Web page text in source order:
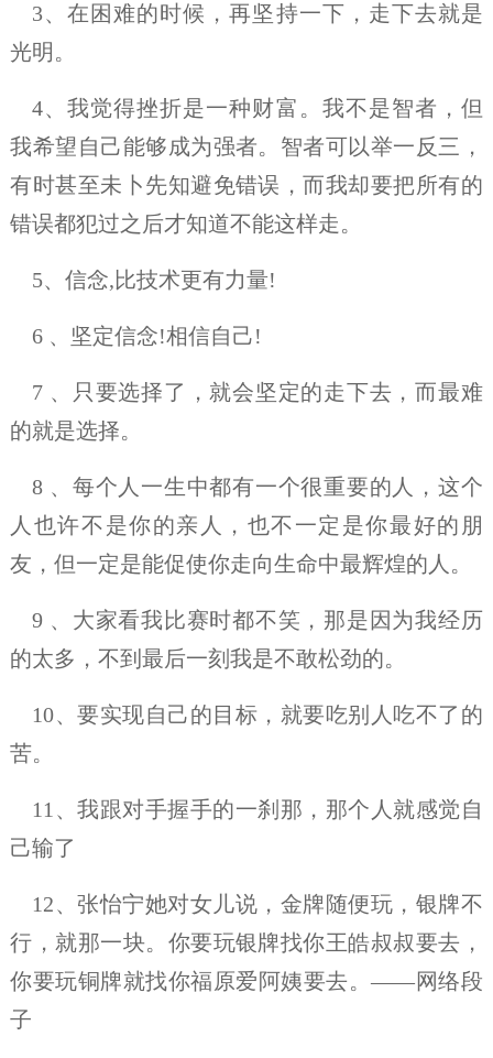
3、在困难的时候，再坚持一下，走下去就是
光明。
4、我觉得挫折是一种财富。我不是智者，但
我希望自己能够成为强者。智者可以举一反三，
有时甚至未卜先知避免错误，而我却要把所有的
错误都犯过之后才知道不能这样走。
5、信念,比技术更有力量!
6 、坚定信念!相信自己!
7 、只要选择了，就会坚定的走下去，而最难
的就是选择。
8 、每个人一生中都有一个很重要的人，这个
人也许不是你的亲人，也不一定是你最好的朋
友，但一定是能促使你走向生命中最辉煌的人。
9 、大家看我比赛时都不笑，那是因为我经历
的太多，不到最后一刻我是不敢松劲的。
10、要实现自己的目标，就要吃别人吃不了的
苦。
11、我跟对手握手的一刹那，那个人就感觉自
己输了
12、张怡宁她对女儿说，金牌随便玩，银牌不
行，就那一块。你要玩银牌找你王皓叔叔要去，
你要玩铜牌就找你福原爱阿姨要去。——网络段
子